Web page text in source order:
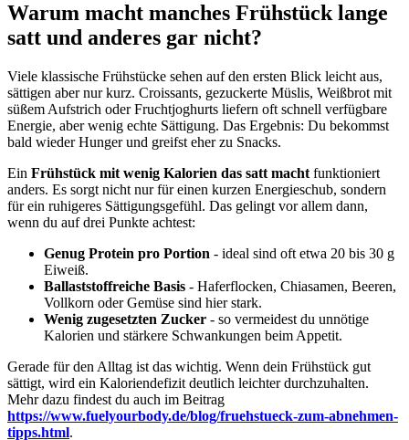
Warum macht manches Frühstück lange
satt und anderes gar nicht?
Viele klassische Frühstücke sehen auf den ersten Blick leicht aus,
sättigen aber nur kurz. Croissants, gezuckerte Müslis, Weißbrot mit
süßem Aufstrich oder Fruchtjoghurts liefern oft schnell verfügbare
Energie, aber wenig echte Sättigung. Das Ergebnis: Du bekommst
bald wieder Hunger und greifst eher zu Snacks.
Ein Frühstück mit wenig Kalorien das satt macht funktioniert
anders. Es sorgt nicht nur für einen kurzen Energieschub, sondern
für ein ruhigeres Sättigungsgefühl. Das gelingt vor allem dann,
wenn du auf drei Punkte achtest:
Genug Protein pro Portion - ideal sind oft etwa 20 bis 30 g
Eiweiß.
Ballaststoffreiche Basis - Haferflocken, Chiasamen, Beeren,
Vollkorn oder Gemüse sind hier stark.
Wenig zugesetzten Zucker - so vermeidest du unnötige
Kalorien und stärkere Schwankungen beim Appetit.
Gerade für den Alltag ist das wichtig. Wenn dein Frühstück gut
sättigt, wird ein Kaloriendefizit deutlich leichter durchzuhalten.
Mehr dazu findest du auch im Beitrag
https://www.fuelyourbody.de/blog/fruehstueck-zum-abnehmen-
tipps.html.